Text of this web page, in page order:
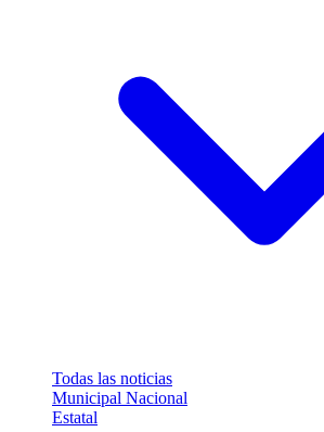
Todas las noticias
Municipal Nacional
Estatal